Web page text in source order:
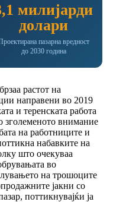
милијарди
долари
пазарна вредност
до 2030 година
растот на
направени во 2019
и теренската работа
зголеменото внимание
на работниците и
набавките на
што очекуваа
во
на трошоците
јакни со
поттикнувајќи ја